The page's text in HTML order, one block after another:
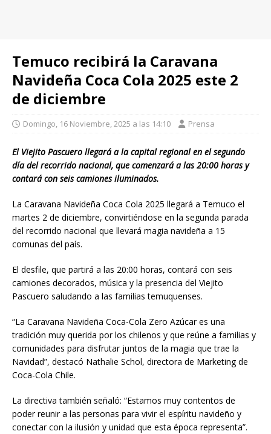
Temuco recibirá la Caravana
Navideña Coca Cola 2025 este 2
de diciembre
Domingo, 16 Noviembre, 2025 a las 14:10 Prensa
El Viejito Pascuero llegará a la capital regional en el segundo
día del recorrido nacional, que comenzará a las 20:00 horas y
contará con seis camiones iluminados.
La Caravana Navideña Coca Cola 2025 llegará a Temuco el
martes 2 de diciembre, convirtiéndose en la segunda parada
del recorrido nacional que llevará magia navideña a 15
comunas del país.
El desfile, que partirá a las 20:00 horas, contará con seis
camiones decorados, música y la presencia del Viejito
Pascuero saludando a las familias temuquenses.
“La Caravana Navideña Coca-Cola Zero Azúcar es una
tradición muy querida por los chilenos y que reúne a familias y
comunidades para disfrutar juntos de la magia que trae la
Navidad”, destacó Nathalie Schol, directora de Marketing de
Coca-Cola Chile.
La directiva también señaló: “Estamos muy contentos de
poder reunir a las personas para vivir el espíritu navideño y
conectar con la ilusión y unidad que esta época representa”.